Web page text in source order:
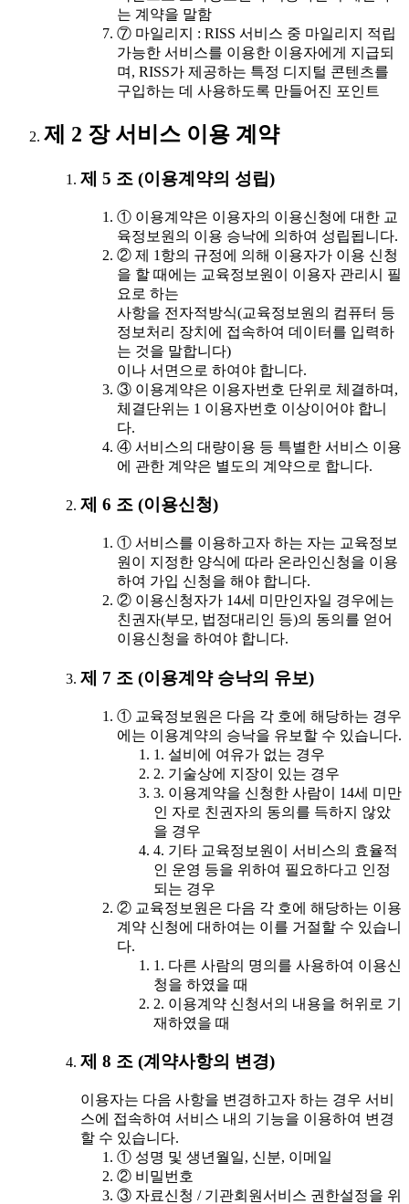
는 계약을 말함
⑦ 마일리지 : RISS 서비스 중 마일리지 적립
가능한 서비스를 이용한 이용자에게 지급되
며, RISS가 제공하는 특정 디지털 콘텐츠를
구입하는 데 사용하도록 만들어진 포인트
제 2 장 서비스 이용 계약
제 5 조 (이용계약의 성립)
① 이용계약은 이용자의 이용신청에 대한 교
육정보원의 이용 승낙에 의하여 성립됩니다.
② 제 1항의 규정에 의해 이용자가 이용 신청
을 할 때에는 교육정보원이 이용자 관리시 필
요로 하는
사항을 전자적방식(교육정보원의 컴퓨터 등
정보처리 장치에 접속하여 데이터를 입력하
는 것을 말합니다)
이나 서면으로 하여야 합니다.
③ 이용계약은 이용자번호 단위로 체결하며,
체결단위는 1 이용자번호 이상이어야 합니
다.
④ 서비스의 대량이용 등 특별한 서비스 이용
에 관한 계약은 별도의 계약으로 합니다.
제 6 조 (이용신청)
① 서비스를 이용하고자 하는 자는 교육정보
원이 지정한 양식에 따라 온라인신청을 이용
하여 가입 신청을 해야 합니다.
② 이용신청자가 14세 미만인자일 경우에는
친권자(부모, 법정대리인 등)의 동의를 얻어
이용신청을 하여야 합니다.
제 7 조 (이용계약 승낙의 유보)
① 교육정보원은 다음 각 호에 해당하는 경우
에는 이용계약의 승낙을 유보할 수 있습니다.
1. 설비에 여유가 없는 경우
2. 기술상에 지장이 있는 경우
3. 이용계약을 신청한 사람이 14세 미만
인 자로 친권자의 동의를 득하지 않았
을 경우
4. 기타 교육정보원이 서비스의 효율적
인 운영 등을 위하여 필요하다고 인정
되는 경우
② 교육정보원은 다음 각 호에 해당하는 이용
계약 신청에 대하여는 이를 거절할 수 있습니
다.
1. 다른 사람의 명의를 사용하여 이용신
청을 하였을 때
2. 이용계약 신청서의 내용을 허위로 기
재하였을 때
제 8 조 (계약사항의 변경)
이용자는 다음 사항을 변경하고자 하는 경우 서비
스에 접속하여 서비스 내의 기능을 이용하여 변경
할 수 있습니다.
① 성명 및 생년월일, 신분, 이메일
② 비밀번호
③ 자료신청 / 기관회원서비스 권한설정을 위